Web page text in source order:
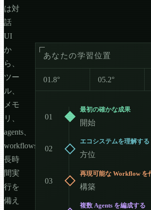
は対
話
UI
か
ら、
ツー
ル、
メモ
リ、
agents、
workflows、
長時
間実
行を
備え
あなたの学習位置
01.8° 05.2°
01
最初の確かな成果
開始
02
エコシステムを理解する
方位
03
再現可能な Workflow を
構築
複数 Agents を編成する